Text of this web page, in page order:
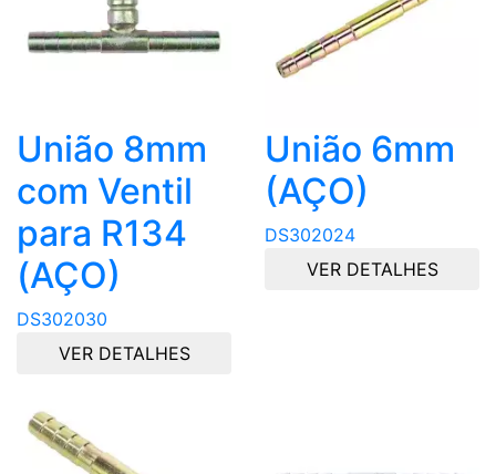
União 8mm
com Ventil
para R134
(AÇO)
DS302030
VER DETALHES
União 6mm
(AÇO)
DS302024
VER DETALHES